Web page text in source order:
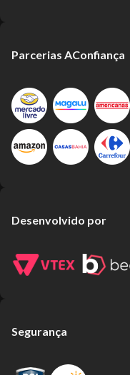
Parcerias AConfiança
Desenvolvido por
Segurança